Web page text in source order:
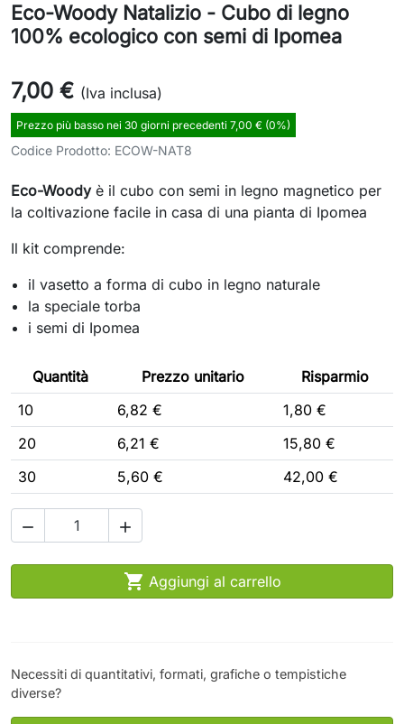
Eco-Woody Natalizio - Cubo di legno
100% ecologico con semi di Ipomea
7,00 € (Iva inclusa)
Prezzo più basso nei 30 giorni precedenti 7,00 € (0%)
Codice Prodotto: ECOW-NAT8
Eco-Woodyè il cubo con semi in legno magnetico per
la coltivazione facile in casa di una pianta di Ipomea
Il kit comprende:
il vasetto a forma di cubo in legno naturale
la speciale torba
i semi di Ipomea
Quantità Prezzo unitario
Risparmio
10
6,82 €
1,80 €
20
6,21 €
15,80 €
30
5,60 € 42,00 €
 
 Aggiungi al carrello
Necessiti di quantitativi, formati, grafiche o tempistiche
diverse?